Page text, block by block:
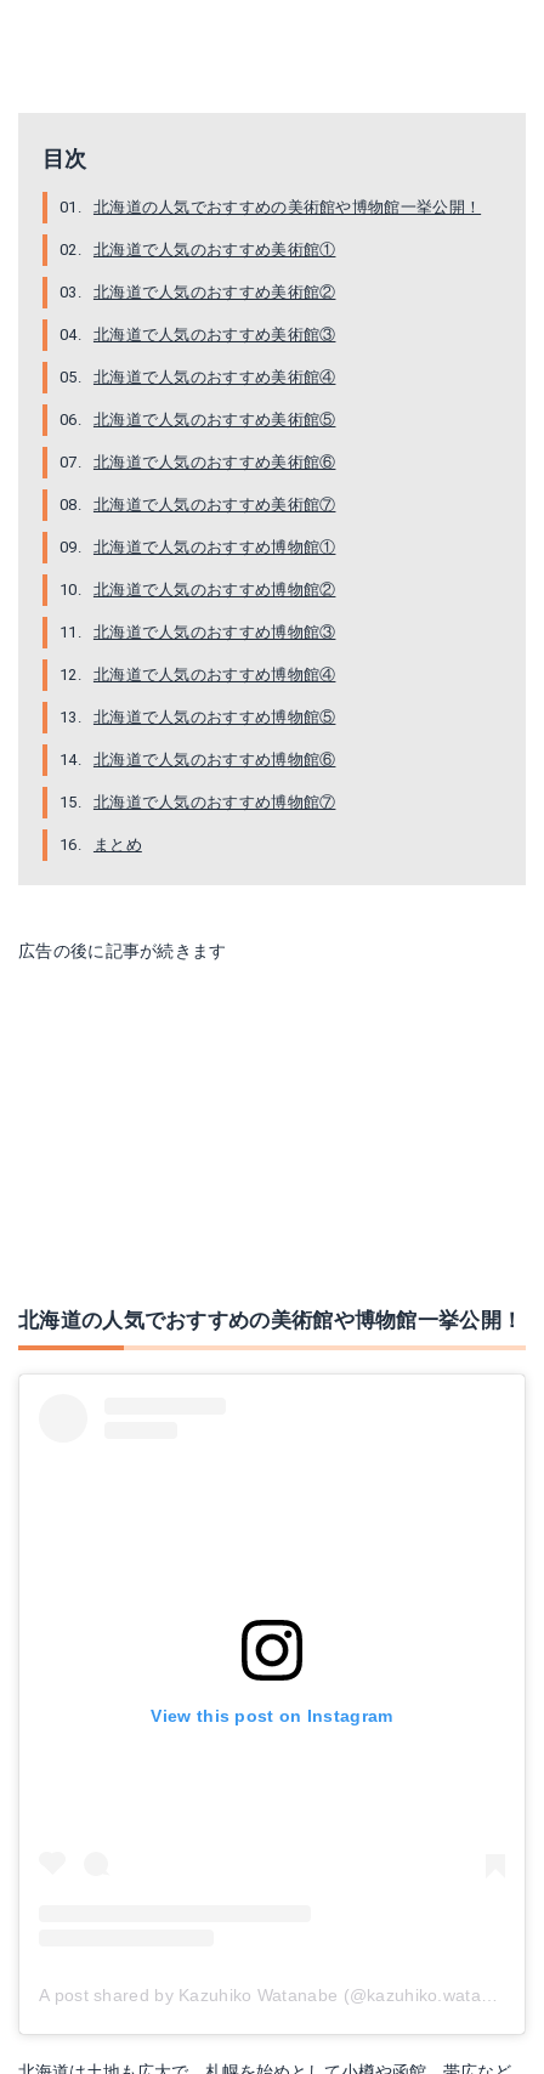
目次
北海道の人気でおすすめの美術館や博物館一挙公開！
北海道で人気のおすすめ美術館①
北海道で人気のおすすめ美術館②
北海道で人気のおすすめ美術館③
北海道で人気のおすすめ美術館④
北海道で人気のおすすめ美術館⑤
北海道で人気のおすすめ美術館⑥
北海道で人気のおすすめ美術館⑦
北海道で人気のおすすめ博物館①
北海道で人気のおすすめ博物館②
北海道で人気のおすすめ博物館③
北海道で人気のおすすめ博物館④
北海道で人気のおすすめ博物館⑤
北海道で人気のおすすめ博物館⑥
北海道で人気のおすすめ博物館⑦
まとめ
広告の後に記事が続きます
北海道の人気でおすすめの美術館や博物館一挙公開！
View this post on Instagram
A post shared by Kazuhiko Watanabe (@kazuhiko.watanabe.902)